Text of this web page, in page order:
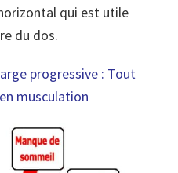
qui est utile
du dos.
progressive : Tout
musculation